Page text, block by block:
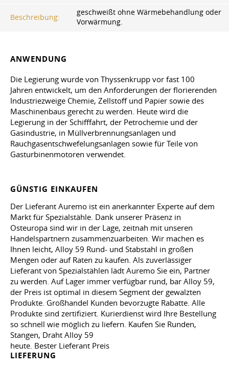
Beschreibung:
geschweißt ohne Wärmebehandlung oder
Vorwärmung.
ANWENDUNG
Die Legierung wurde von Thyssenkrupp vor fast 100
Jahren entwickelt, um den Anforderungen der florierenden
Industriezweige Chemie, Zellstoff und Papier sowie des
Maschinenbaus gerecht zu werden. Heute wird die
Legierung in der Schifffahrt, der Petrochemie und der
Gasindustrie, in Müllverbrennungsanlagen und
Rauchgasentschwefelungsanlagen sowie für Teile von
Gasturbinenmotoren verwendet.
GÜNSTIG EINKAUFEN
Der Lieferant Auremo ist ein anerkannter Experte auf dem
Markt für Spezialstähle. Dank unserer Präsenz in
Osteuropa sind wir in der Lage, zeitnah mit unseren
Handelspartnern zusammenzuarbeiten. Wir machen es
Ihnen leicht, Alloy 59 Rund- und Stabstahl in großen
Mengen oder auf Raten zu kaufen. Als zuverlässiger
Lieferant von Spezialstählen lädt Auremo Sie ein, Partner
zu werden. Auf Lager immer verfügbar rund, bar Alloy 59,
der Preis ist optimal in diesem Segment der gewalzten
Produkte. Großhandel Kunden bevorzugte Rabatte. Alle
Produkte sind zertifiziert. Kurierdienst wird Ihre Bestellung
so schnell wie möglich zu liefern. Kaufen Sie Runden,
Stangen, Draht Alloy 59
heute. Bester Lieferant Preis
LIEFERUNG